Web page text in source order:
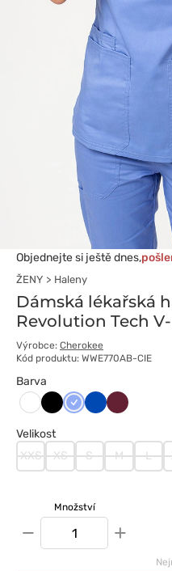
Objednejte si ještě dnes,
ŽENY Haleny
Dámská lékařská
Revolution Tech
Výrobce: Cherokee
Kód produktu: WWE770AB-CIE
Barva
Biały Czarny
Klasyczny
KrólewskiWiśniowy
Velikost
XXS
XS S M L
Množství
− +